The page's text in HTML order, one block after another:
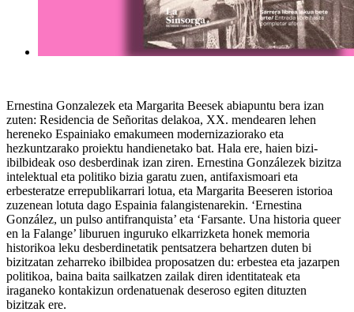
Ernestina Gonzalezek eta Margarita Beesek abiapuntu bera izan
zuten: Residencia de Señoritas delakoa, XX. mendearen lehen
hereneko Espainiako emakumeen modernizaziorako eta
hezkuntzarako proiektu handienetako bat. Hala ere, haien bizi-
ibilbideak oso desberdinak izan ziren. Ernestina Gonzálezek bizitza
intelektual eta politiko bizia garatu zuen, antifaxismoari eta
erbesteratze errepublikarrari lotua, eta Margarita Beeseren istorioa
zuzenean lotuta dago Espainia falangistenarekin. ‘Ernestina
González, un pulso antifranquista’ eta ‘Farsante. Una historia queer
en la Falange’ liburuen inguruko elkarrizketa honek memoria
historikoa leku desberdinetatik pentsatzera behartzen duten bi
bizitzatan zeharreko ibilbidea proposatzen du: erbestea eta jazarpen
politikoa, baina baita sailkatzen zailak diren identitateak eta
iraganeko kontakizun ordenatuenak deseroso egiten dituzten
bizitzak ere.